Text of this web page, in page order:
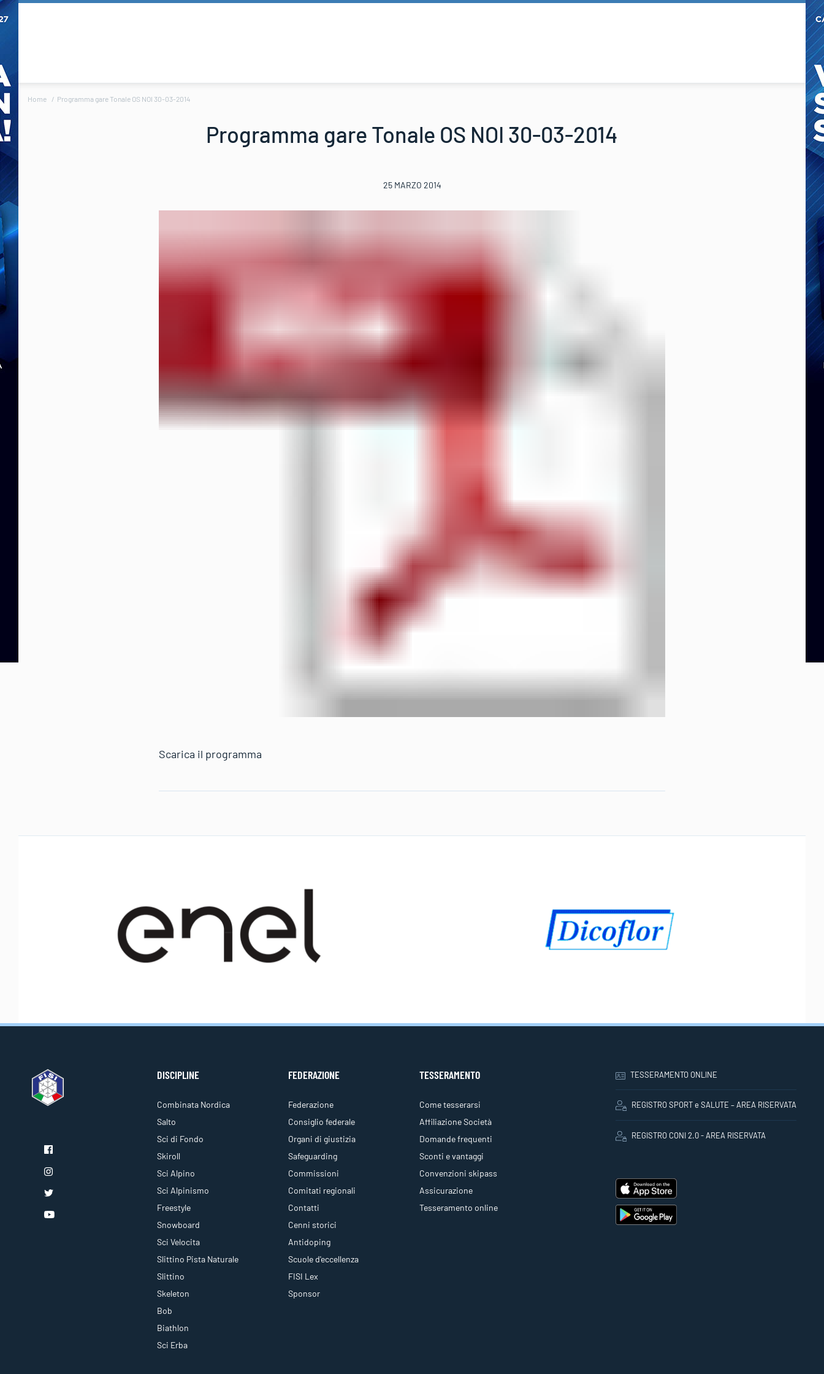
Home Programma gare Tonale OS NOI 30-03-2014
Programma gare Tonale OS NOI 30-03-2014
25 MARZO 2014
Scarica il programma
DISCIPLINE
Combinata Nordica
Salto
Sci di Fondo
Skiroll
Sci Alpino
Sci Alpinismo
Freestyle
Snowboard
Sci Velocita
Slittino Pista Naturale
Slittino
Skeleton
Bob
Biathlon
Sci Erba
FEDERAZIONE
Federazione
Consiglio federale
Organi di giustizia
Safeguarding
Commissioni
Comitati regionali
Contatti
Cenni storici
Antidoping
Scuole d'eccellenza
FISI Lex
Sponsor
TESSERAMENTO
Come tesserarsi
Affiliazione Società
Domande frequenti
Sconti e vantaggi
Convenzioni skipass
Assicurazione
Tesseramento online
TESSERAMENTO ONLINE
REGISTRO SPORT e SALUTE – AREA RISERVATA
REGISTRO CONI 2.0 - AREA RISERVATA